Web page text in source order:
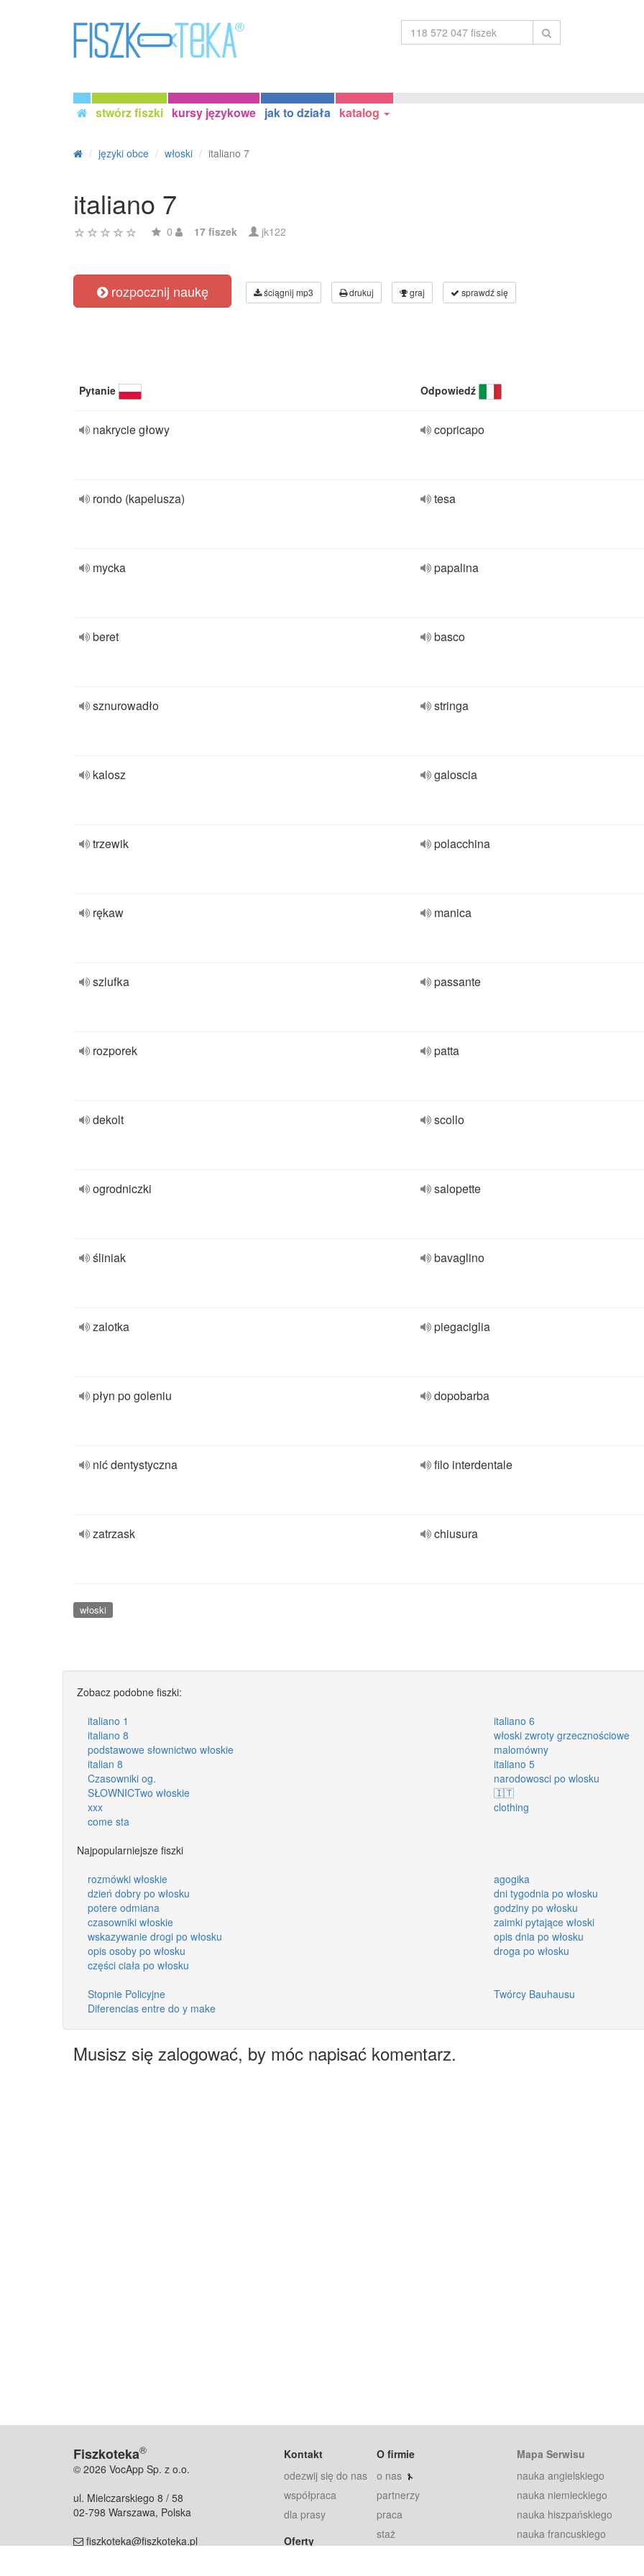
stwórz fiszki kursy językowe jak to działa katalog
języki obce włoski italiano 7
italiano 7
0 17 fiszek jk122
rozpocznij naukę ściągnij mp3 drukuj graj sprawdź się
Pytanie Odpowiedź
nakrycie głowy copricapo
rondo (kapelusza) tesa
mycka papalina
beret basco
sznurowadło stringa
kalosz galoscia
trzewik polacchina
rękaw manica
szlufka passante
rozporek patta
dekolt scollo
ogrodniczki salopette
śliniak bavaglino
zalotka piegaciglia
płyn po goleniu dopobarba
nić dentystyczna filo interdentale
zatrzask chiusura
włoski
Zobacz podobne fiszki:
italiano 1
italiano 6
italiano 8
włoski zwroty grzecznościowe
podstawowe słownictwo włoskie
malomówny
italian 8
italiano 5
Czasowniki og.
narodowosci po wlosku
SŁOWNICTwo włoskie
🇮🇹
xxx
clothing
come sta
Najpopularniejsze fiszki
rozmówki włoskie
agogika
dzień dobry po włosku
dni tygodnia po włosku
potere odmiana
godziny po włosku
czasowniki włoskie
zaimki pytające włoski
wskazywanie drogi po włosku
opis dnia po włosku
opis osoby po włosku
droga po włosku
części ciała po włosku
Stopnie Policyjne
Twórcy Bauhausu
Diferencias entre do y make
Musisz się zalogować, by móc napisać komentarz.
Fiszkoteka®
© 2026 VocApp Sp. z o.o.
ul. Mielczarskiego 8 / 58
02-798 Warszawa, Polska
fiszkoteka@fiszkoteka.pl
Kontakt
odezwij się do nas
współpraca
dla prasy
Oferty
O firmie
o nas
partnerzy
praca
staż
Mapa Serwisu
nauka angielskiego
nauka niemieckiego
nauka hiszpańskiego
nauka francuskiego